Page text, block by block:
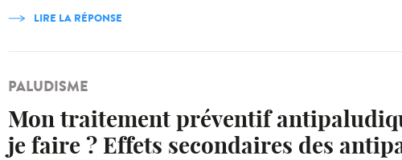
LIRE LA RÉPONSE
PALUDISME
Mon traitement préventif
je faire ? Effets secondaires des